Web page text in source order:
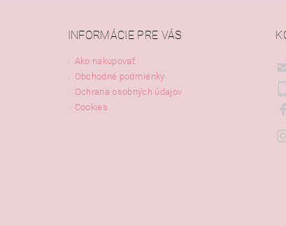
INFORMÁCIE PRE VÁS
Ako nakupovať
Obchodné podmienky
Ochrana osobných údajov
Cookies